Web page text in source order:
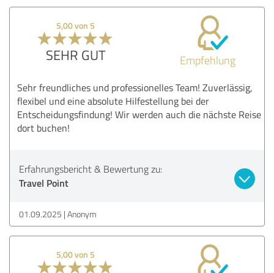
5,00 von 5
SEHR GUT Empfehlung
Sehr freundliches und professionelles Team! Zuverlässig,
flexibel und eine absolute Hilfestellung bei der
Entscheidungsfindung! Wir werden auch die nächste Reise
dort buchen!
Erfahrungsbericht & Bewertung zu:
Travel Point
01.09.2025 Anonym
5,00 von 5